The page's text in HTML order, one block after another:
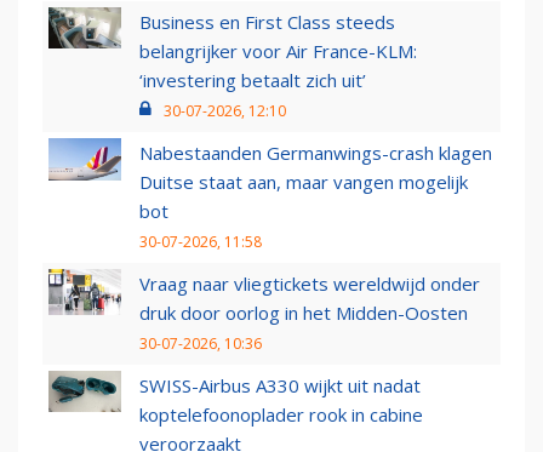
Business en First Class steeds
belangrijker voor Air France-KLM:
‘investering betaalt zich uit’
30-07-2026, 12:10
Nabestaanden Germanwings-crash klagen
Duitse staat aan, maar vangen mogelijk
bot
30-07-2026, 11:58
Vraag naar vliegtickets wereldwijd onder
druk door oorlog in het Midden-Oosten
30-07-2026, 10:36
SWISS-Airbus A330 wijkt uit nadat
koptelefoonoplader rook in cabine
veroorzaakt